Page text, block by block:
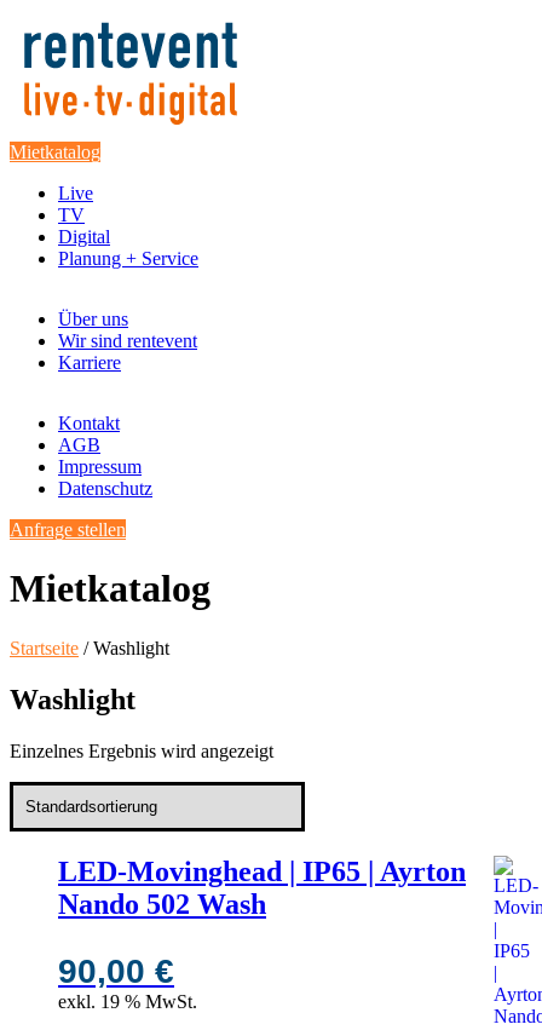
Mietkatalog
Live
TV
Digital
Planung + Service
Über uns
Wir sind rentevent
Karriere
Kontakt
AGB
Impressum
Datenschutz
Anfrage stellen
Mietkatalog
Startseite / Washlight
Washlight
Einzelnes Ergebnis wird angezeigt
LED-Movinghead | IP65 | Ayrton
Nando 502 Wash
90,00 €
exkl. 19 % MwSt.